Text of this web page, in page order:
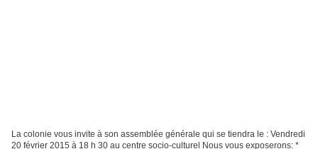
La colonie vous invite à son assemblée générale qui se tiendra le : Vendredi
20 février 2015 à 18 h 30 au centre socio-culturel Nous vous exposerons: *